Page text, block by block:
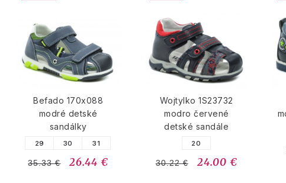
Befado 170x088
modré detské
sandálky
29 30 31
35.33 € 26.44 €
Wojtylko 1S23732
modro červené
detské sandále
20
30.22 € 24.00 €